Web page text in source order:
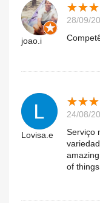
joao.i
★★★
★★★
28/09/
Lovisa.e
★★★
★★★
24/08/
Serviço
of